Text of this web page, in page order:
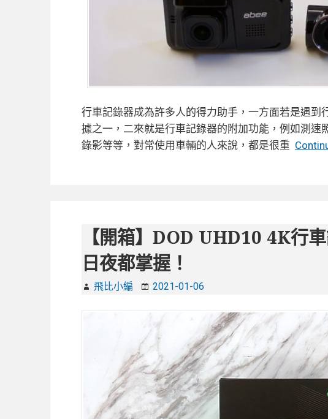
行車記錄器成為許多人的得力助手，一方面若是遇到
據之一，二來就是行車記錄器的附加功能，例如測速
錄影等等，對常使用車輛的人來說，都是很重
【開箱】DOD UHD10 4K行
日夜都掌握！
飛比小編 2021-01-06